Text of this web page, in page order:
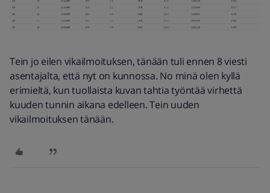
Tein jo eilen vikailmoituksen, tänään tuli ennen 8 viesti
asentajalta, että nyt on kunnossa. No minä olen kyllä
erimieltä, kun tuollaista kuvan tahtia työntää virhettä
kuuden tunnin aikana edelleen. Tein uuden
vikailmoituksen tänään.